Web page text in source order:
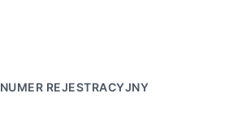
NUMER REJESTRACYJNY